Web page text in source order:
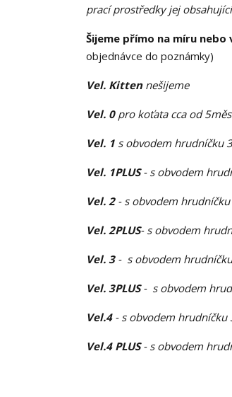
prací prostředky jej
Šijeme přímo na míru
objednávce do poznámky)
Vel. Kitten nešijeme
Vel. 0pro koťata cca od
Vel. 1 s obvodem hrudníčku
Vel. 1PLUS- s obvodem
Vel. 2- s obvodem hrudníčku
Vel. 2PLUS- s obvodem
Vel. 3- s obvodem
Vel. 3PLUS- s obvodem
Vel.4- s obvodem hrudníčku
Vel.4 PLUS- s obvodem